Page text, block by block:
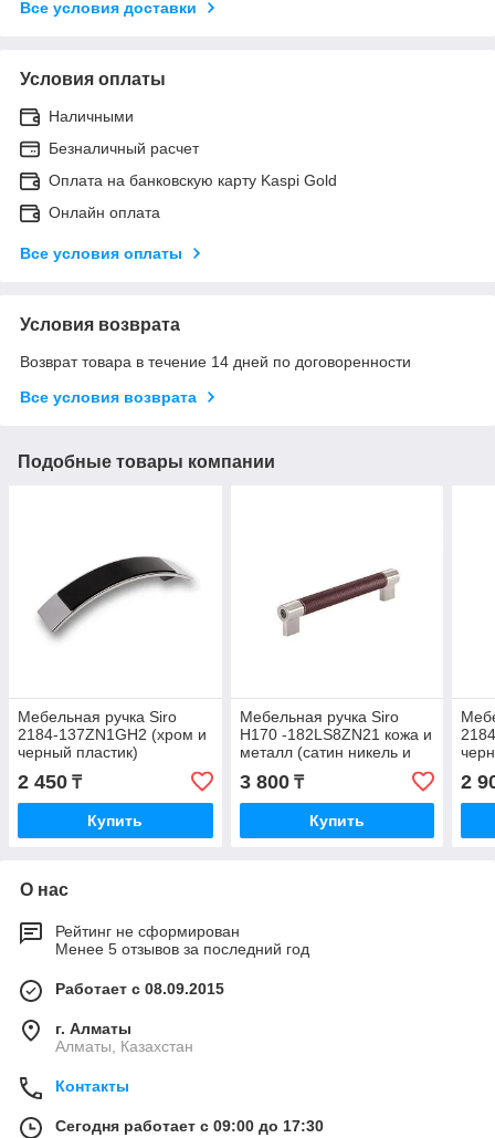
Все условия доставки
Условия оплаты
Наличными
Безналичный расчет
Оплата на банковскую карту Kaspi Gold
Онлайн оплата
Все условия оплаты
Условия возврата
Возврат товара в течение 14 дней по договоренности
Все условия возврата
Подобные товары компании
Мебельная ручка Siro
2184-137ZN1GH2 (хром и
черный пластик)
2 450 ₸
Купить
Мебельная ручка Siro
H170 -182LS8ZN21 кожа и
металл (сатин никель и
коричневая кожа))
3 800₸
Купить
2
О нас
Рейтинг не сформирован
Менее 5 отзывов за последний год
Работает с 08.09.2015
г. Алматы
Алматы, Казахстан
Контакты
Сегодня работает с 09:00 до 17:30